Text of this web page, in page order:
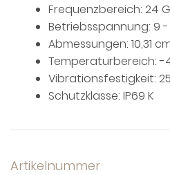
Frequenzbereich: 24
Betriebsspannung: 9 -
Abmessungen: 10,31
Temperaturbereich: -
Vibrationsfestigkeit:
Schutzklasse: IP69 K
Artikelnummer